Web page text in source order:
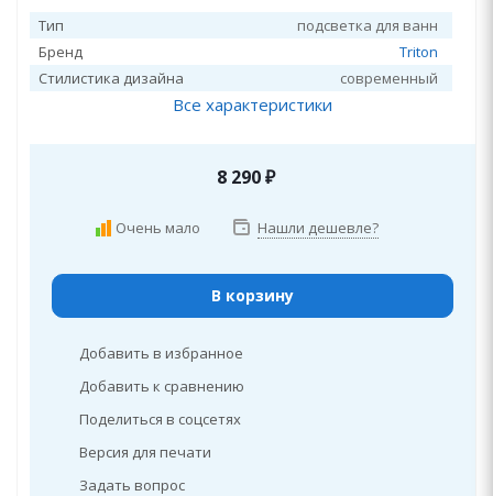
Тип
подсветка для ванн
Бренд
Triton
Стилистика дизайна
современный
Все характеристики
8 290₽
Очень мало Нашли дешевле?
В корзину
Добавить в избранное
Добавить к сравнению
Поделиться в соцсетях
Версия для печати
Задать вопрос